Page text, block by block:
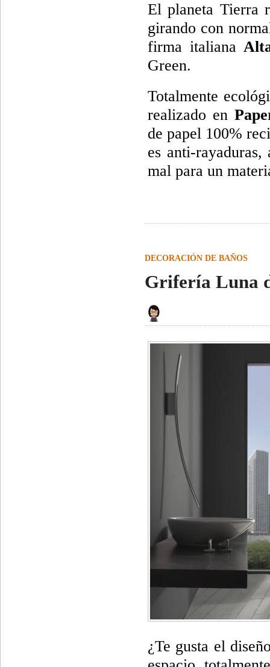
El planeta Tierra
girando con
firma italiana
Green.
Totalmente
realizado en
de papel 100%
es anti-
mal para un
DECORACIÓN DE BAÑOS
Grifería Luna
¿Te gusta el